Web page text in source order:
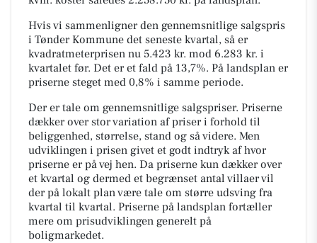
Hvis vi sammenligner den gennemsnitlige salgspris
i Tønder Kommune det seneste kvartal, så er
kvadratmeterprisen nu 5.423 kr. mod 6.283 kr. i
kvartalet før. Det er et fald på 13,7%. På landsplan er
priserne steget med 0,8% i samme periode.
Der er tale om gennemsnitlige salgspriser. Priserne
dækker over stor variation af priser i forhold til
beliggenhed, størrelse, stand og så videre. Men
udviklingen i prisen givet et godt indtryk af hvor
priserne er på vej hen. Da priserne kun dækker over
et kvartal og dermed et begrænset antal villaer vil
der på lokalt plan være tale om større udsving fra
kvartal til kvartal. Priserne på landsplan fortæller
mere om prisudviklingen generelt på
boligmarkedet.